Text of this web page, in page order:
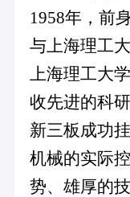
1958年，前
与上海理工
上海理工大
收先进的科研
新三板成功
机械的实际
势、雄厚的